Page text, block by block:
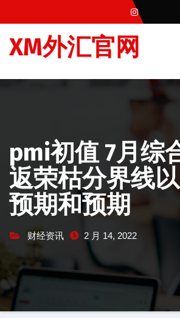
至
XM外汇官网
pmi初值 7月综
返荣枯分界线
预期和预期
财经资讯 2 月 14, 2022